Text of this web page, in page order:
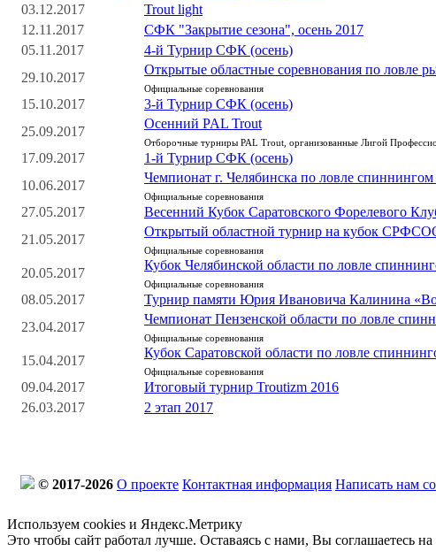
03.12.2017 Trout light
12.11.2017 СФК "Закрытие сезона", осень 2017
05.11.2017 4-й Турнир СФК (осень)
29.10.2017
Открытые областные соревнования по
Официальные соревнования
15.10.2017 3-й Турнир СФК (осень)
25.09.2017
Осенний PAL Trout
Отборочные турниры PAL Trout, организованные Лигой
17.09.2017 1-й Турнир СФК (осень)
10.06.2017
Чемпионат г. Челябинска по ловле спиннингом
Официальные соревнования
27.05.2017 Весенний Кубок Саратовского Форелевого
21.05.2017
Открытый областной турнир на кубок
Официальные соревнования
20.05.2017
Кубок Челябинской области по ловле
Официальные соревнования
08.05.2017 Турнир памяти Юрия Ивановича Калинина
23.04.2017
Чемпионат Пензенской области по ловле
Официальные соревнования
15.04.2017
Кубок Саратовской области по ловле
Официальные соревнования
09.04.2017 Итоговый турнир Troutizm 2016
26.03.2017 2 этап 2017
© 2017-2026 О проекте Контактная информация Написать нам
Используем cookies и Яндекс.Метрику
Это чтобы сайт работал лучше. Оставаясь с нами, Вы соглашаетесь на